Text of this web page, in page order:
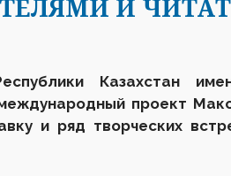
И
Казахстан
проект
и ряд творческих